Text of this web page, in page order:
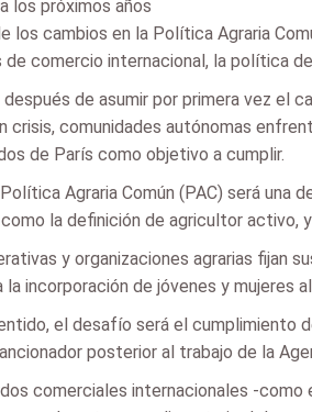
los próximos años
los cambios en la Política Agraria
de comercio internacional, la política
después de asumir por primera vez el
crisis, comunidades autónomas
de París como objetivo a cumplir.
Agraria Común (PAC) será
la definición de agricultor activo,
y organizaciones agrarias fijan
la incorporación de jóvenes y mujeres
el desafío será el cumplimiento
posterior al trabajo de la
comerciales internacionales -como